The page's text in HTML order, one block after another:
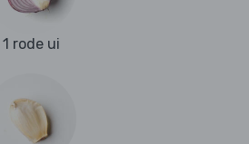
1 rode ui